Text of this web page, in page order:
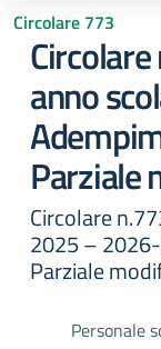
Circolare 773
anno
Parziale
Circolare
2025 –
Parziale
Personale